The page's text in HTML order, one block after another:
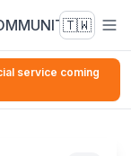
🇹🇼
service coming